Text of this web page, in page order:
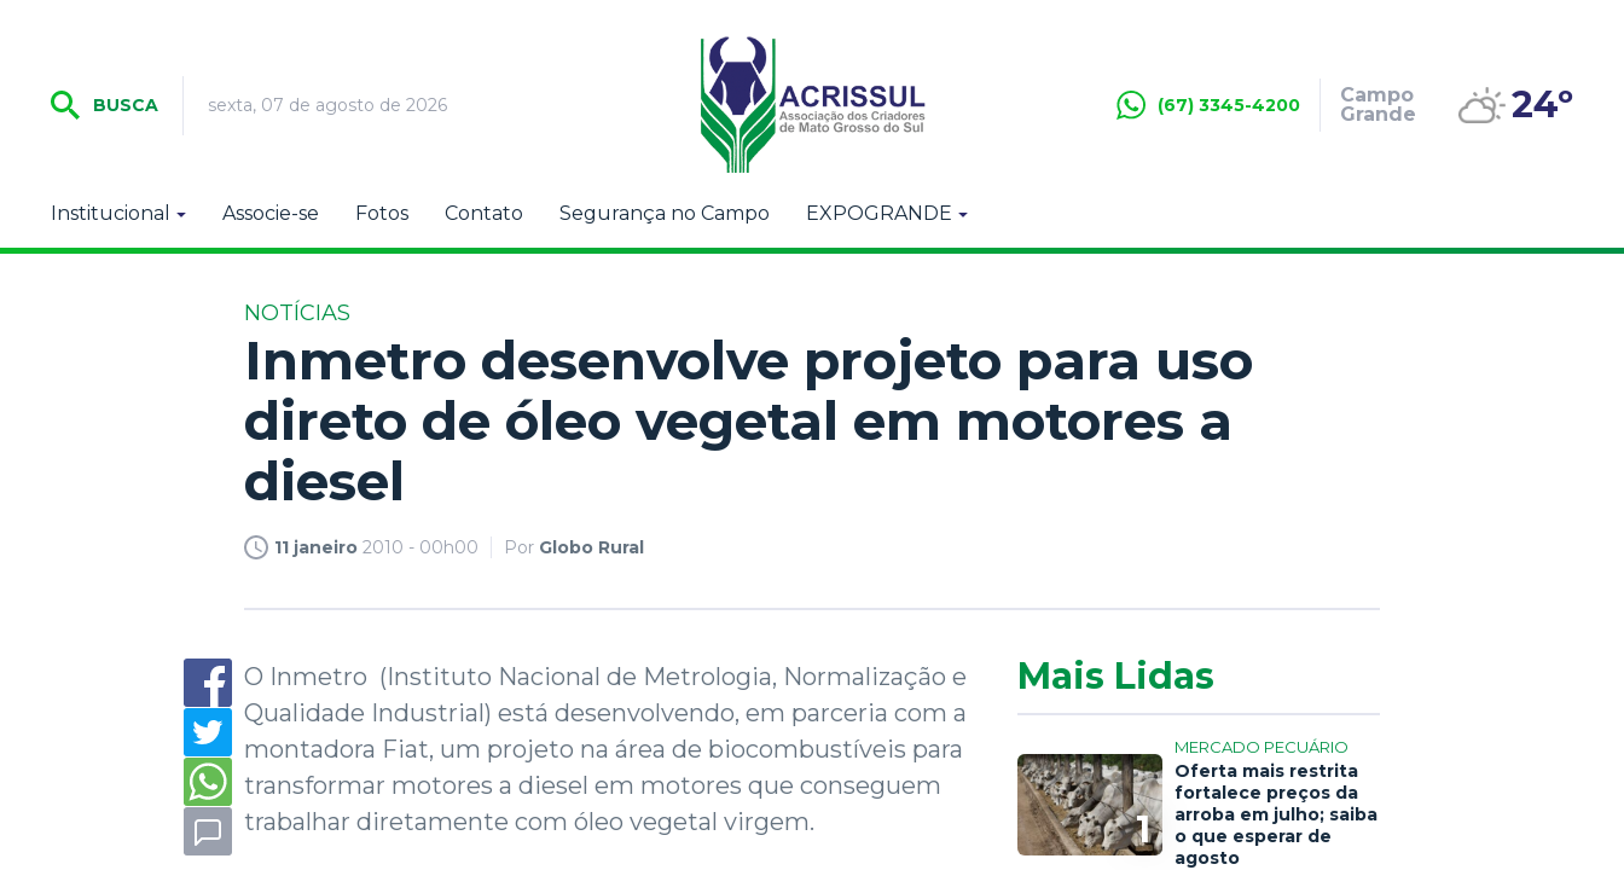
BUSCA sexta, 07 de agosto de 2026 (67) 3345-4200
Campo
Grande
24º
Institucional Associe-se Fotos Contato Segurança no Campo EXPOGRANDE
NOTÍCIAS
Inmetro desenvolve projeto para uso
direto de óleo vegetal em motores a
diesel
11 janeiro 2010 - 00h00 Por Globo Rural
O Inmetro (Instituto Nacional de Metrologia, Normalização e
Qualidade Industrial) está desenvolvendo, em parceria com a
montadora Fiat, um projeto na área de biocombustíveis para
transformar motores a diesel em motores que conseguem
trabalhar diretamente com óleo vegetal virgem.
Mais Lidas
1
MERCADO PECUÁRIO
Oferta mais restrita
fortalece preços da
arroba em julho; saiba
o que esperar de
agosto